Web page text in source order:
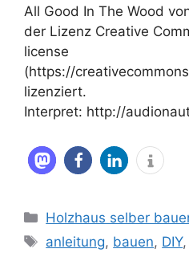
All Good In The Wood
der Lizenz Creative
license
(https://
lizenziert.
Interpret: http://
Kategorien
Holzhaus selber
Schlagwörter
anleitung, bauen, DIY,